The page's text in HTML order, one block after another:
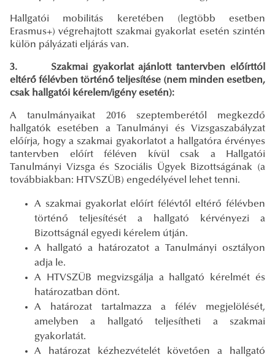
Hallgatói mobilitás keretében (legtöbb esetben
Erasmus+) végrehajtott szakmai gyakorlat esetén szintén
külön pályázati eljárás van.
3. Szakmai gyakorlat ajánlott tantervben előírttól
eltérő félévben történő teljesítése (nem minden esetben,
csak hallgatói kérelem/igény esetén):
A tanulmányaikat 2016 szeptemberétől megkezdő
hallgatók esetében a Tanulmányi és Vizsgaszabályzat
előírja, hogy a szakmai gyakorlatot a hallgatóra érvényes
tantervben előírt féléven kívül csak a Hallgatói
Tanulmányi Vizsga és Szociális Ügyek Bizottságának (a
továbbiakban: HTVSZÜB) engedélyével lehet tenni.
A szakmai gyakorlat előírt félévtől eltérő félévben
történő teljesítését a hallgató kérvényezi a
Bizottságnál egyedi kérelem útján.
A hallgató a határozatot a Tanulmányi osztályon
adja le.
A HTVSZÜB megvizsgálja a hallgató kérelmét és
határozatban dönt.
A határozat tartalmazza a félév megjelölését,
amelyben a hallgató teljesítheti a szakmai
gyakorlatát.
A határozat kézhezvételét követően a hallgató